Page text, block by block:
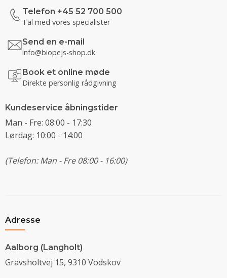
Telefon +45 52 700 500
Tal med vores specialister
Send en e-mail
info@biopejs-shop.dk
Book et online møde
Direkte personlig rådgivning
Kundeservice åbningstider
Man - Fre: 08:00 - 17:30
Lørdag: 10:00 - 14:00
(Telefon: Man - Fre 08:00 - 16:00)
Adresse
Aalborg (Langholt)
Gravsholtvej 15, 9310 Vodskov